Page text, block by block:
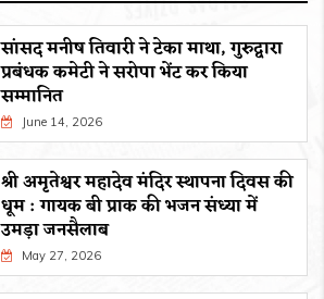
सांसद मनीष तिवारी ने टेका माथा, गुरुद्वारा
प्रबंधक कमेटी ने सरोपा भेंट कर किया
सम्मानित
June 14, 2026
श्री अमृतेश्वर महादेव मंदिर स्थापना दिवस की
धूम : गायक बी प्राक की भजन संध्या में
उमड़ा जनसैलाब
May 27, 2026